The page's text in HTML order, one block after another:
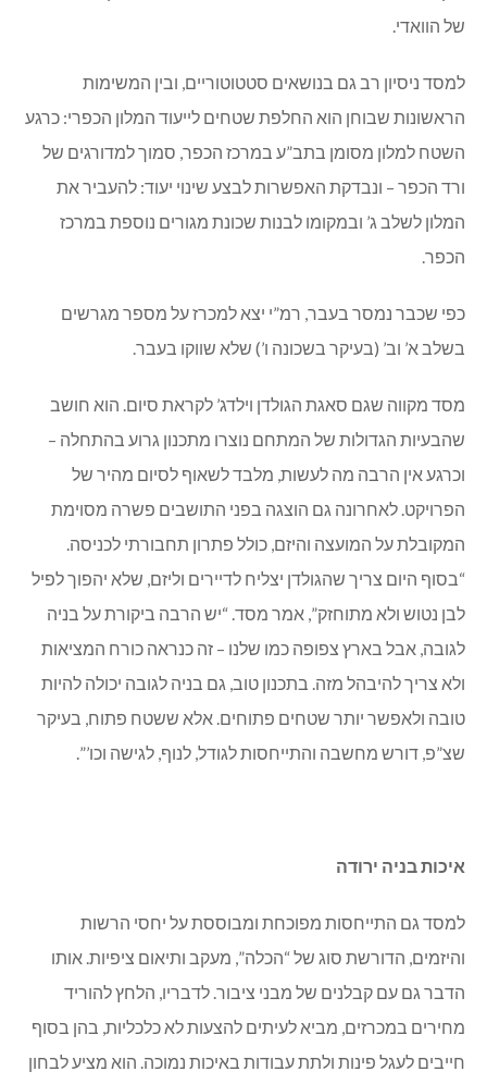
כאן נדרש פיתוח מאוד זהיר ומתחשב בסביבה, בעיקר בשוליים
של הוואדי.
למסד ניסיון רב גם בנושאים סטטוטוריים, ובין המשימות
הראשונות שבוחן הוא החלפת שטחים לייעוד המלון הכפרי: כרגע
השטח למלון מסומן בתב”ע במרכז הכפר, סמוך למדורגים של
המלון לשלב ג’ ובמקומו לבנות שכונת מגורים נוספת במרכז
הכפר.
כפי שכבר נמסר בעבר, רמ”י יצא למכרז על מספר מגרשים
בשלב א’ וב’ (בעיקר בשכונה ו’) שלא שווקו בעבר.
מסד מקווה שגם סאגת הגולדן וילדג’ לקראת סיום. הוא חושב
שהבעיות הגדולות של המתחם נוצרו מתכנון גרוע בהתחלה –
וכרגע אין הרבה מה לעשות, מלבד לשאוף לסיום מהיר של
הפרויקט. לאחרונה גם הוצגה בפני התושבים פשרה מסוימת
המקובלת על המועצה והיזם, כולל פתרון תחבורתי לכניסה.
“בסוף היום צריך שהגולדן יצליח לדיירים וליזם, שלא יהפוך לפיל
לבן נטוש ולא מתוחזק”, אמר מסד. “יש הרבה ביקורת על בניה
לגובה, אבל בארץ צפופה כמו שלנו – זה כנראה כורח המציאות
ולא צריך להיבהל מזה. בתכנון טוב, גם בניה לגובה יכולה להיות
איכות בניה ירודה
למסד גם התייחסות מפוכחת ומבוססת על יחסי הרשות
והיזמים, הדורשת סוג של “הכלה”, מעקב ותיאום ציפיות. אותו